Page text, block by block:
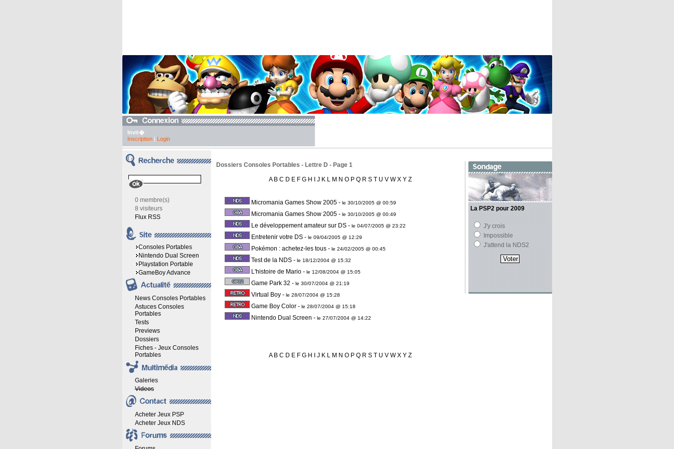
Invit�
Inscription| Login
0 membre(s)
8 visiteurs
Flux RSS
Consoles Portables
Nintendo Dual Screen
Playstation Portable
GameBoy Advance
News Consoles Portables
Astuces Consoles
Portables
Tests
Previews
Dossiers
Fiches - Jeux Consoles
Portables
Galeries
Videos
Acheter Jeux PSP
Acheter Jeux NDS
Dossiers Consoles Portables - Lettre D - Page 1
A B C D E F G H J K L M N O P Q R S T U V W X Y Z
Micromania Games Show 2005 - le 30/10/2005 @ 00:59
Micromania Games Show 2005 - le 30/10/2005 @ 00:49
Le développement amateur sur DS - le 04/07/2005 @ 23:22
Entretenir votre DS - le 09/04/2005 @ 12:29
Pokémon : achetez-les tous - le 24/02/2005 @ 00:45
Test de la NDS - le 18/12/2004 @ 15:32
L'histoire de Mario - le 12/08/2004 @ 15:05
Game Park 32 - le 30/07/2004 @ 21:19
Virtual Boy - le 28/07/2004 @ 15:28
Game Boy Color - le 28/07/2004 @ 15:18
Nintendo Dual Screen - le 27/07/2004 @ 14:22
A B C D E F G H J K L M N O P Q R S T U V W X Y Z
La PSP2 pour 2009
J'y crois
Impossible
J'attend la NDS2